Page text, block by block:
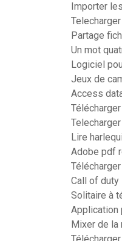
Importer
Partage
Un mot
Logiciel
Jeux de
Access
Lire
Adobe pdf
Call of
Solitaire à
Application
Mixer de la